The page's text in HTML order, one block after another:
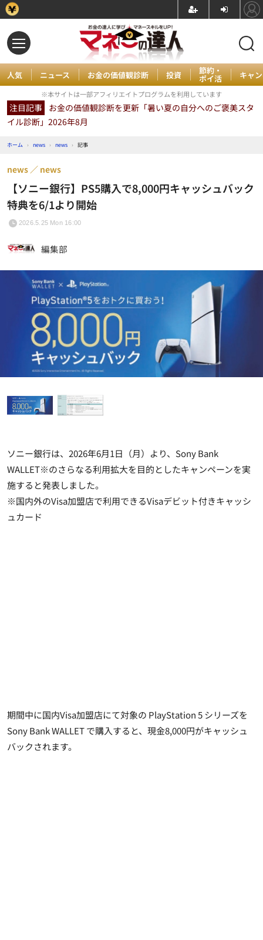
人気 ニュース お金の価値観診断 投資 節約・
ポイ活 キャ
※本サイトは一部アフィリエイトプログラムを利用しています
注目記事 お金の価値観診断を更新「暑い夏の自分へのご褒美スタ
イル診断」2026年8月
ホーム › news › news › 記事
【ソニー銀行】PS5購入で8,000円キャッシュバック
特典を6/1より開始
news news
2026.5.25 Mon 16:00
編集部
ソニー銀行は、2026年6月1日（月）より、Sony Bank
WALLET※のさらなる利用拡大を目的としたキャンペーンを実
施すると発表しました。
※国内外のVisa加盟店で利用できるVisaデビット付きキャッシ
ュカード
期間中に国内Visa加盟店にて対象の PlayStation 5 シリーズを
Sony Bank WALLET で購入すると、現金8,000円がキャッシュ
バックされます。